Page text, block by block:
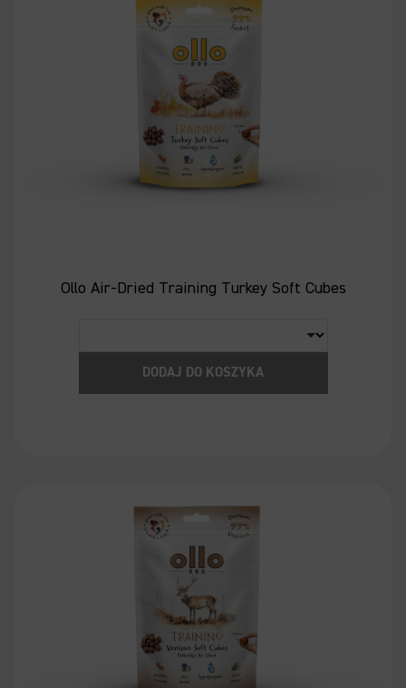
Ollo Air-Dried Training Turkey Soft Cubes
DODAJ DO KOSZYKA